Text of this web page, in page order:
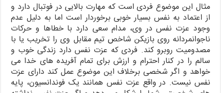
مثال این موضوع فردی است که مهارت بالایی در فوتبال دارد و
از اعتماد به نفس بسیار خوبی برخوردار است اما به دلیل عدم
وجود عزت نفس در وی، مدام سعی دارد با خطاها و حرکات
ناجوانمردانه روی بازیکن شاخص تیم مقابل وی را تخریب یا با
مصدومیت روبرو کند. فردی که عزت نفس دارد زندگی خوب و
سالم را در کنار احترام و ارزش برای تمام آفریده های خدا می
خواهد و اگر شخصی برخلاف این موضوع عمل کند دارای عزت
نفس نیست. در واقع عزت نفس همانند یک فوندانسیون، پایه